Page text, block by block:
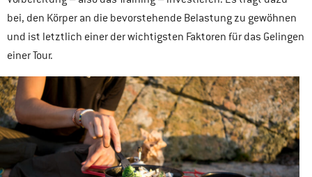
bei, den Körper an die bevorstehende Belastung zu gewöhnen
und ist letztlich einer der wichtigsten Faktoren für das Gelingen
einer Tour.